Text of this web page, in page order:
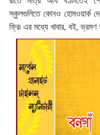
স্কুলগুলিতে কোনও হোমওয়ার্ক
ফ্রি৷ এর মধ্যে খাবার, বই, ভ্রমণ